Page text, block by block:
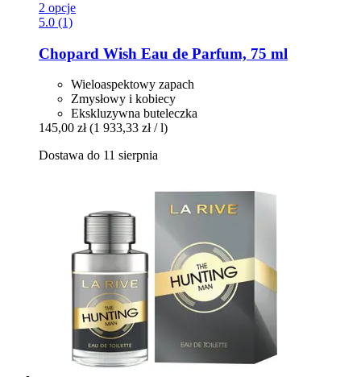
2 opcje
5.0 (1)
Chopard Wish Eau de Parfum, 75 ml
Wieloaspektowy zapach
Zmysłowy i kobiecy
Ekskluzywna buteleczka
145,00 zł (1 933,33 zł / l)
Dostawa do 11 sierpnia